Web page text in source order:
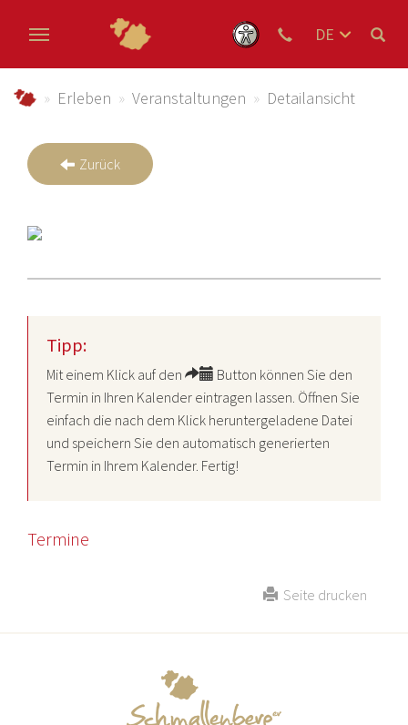
DE
schmallenberger-sauerland.de
Erleben Veranstaltungen Detailansicht
Zurück
Tipp:
Mit einem Klick auf den
Button können Sie den
Termin in Ihren Kalender eintragen lassen. Öffnen Sie
einfach die nach dem Klick heruntergeladene Datei
und speichern Sie den automatisch generierten
Termin in Ihrem Kalender. Fertig!
Termine
Seite drucken